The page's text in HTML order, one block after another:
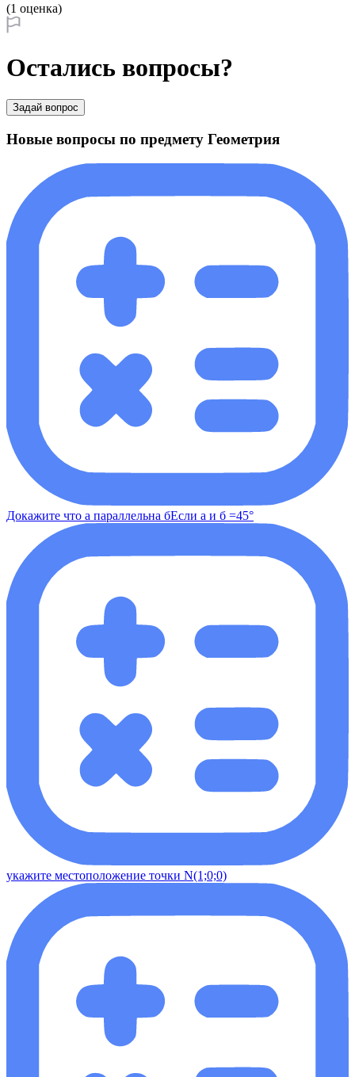
(1 оценка)
Остались вопросы?
Задай вопрос
Новые вопросы по предмету Геометрия
Докажите что а параллельна бЕсли а и б =45°
укажите местоположение точки N(1;0;0)